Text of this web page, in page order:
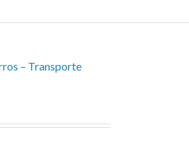
– Transporte